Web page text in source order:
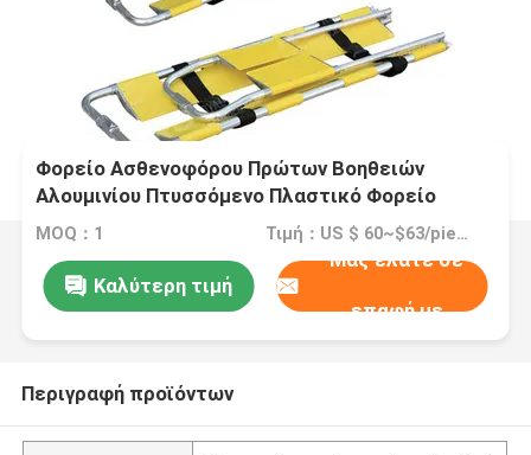
Φορείο Ασθενοφόρου Πρώτων Βοηθειών
Αλουμινίου Πτυσσόμενο Πλαστικό Φορείο
σέσουλα
MOQ：1 Τιμή：US $ 60~$63/piece
Καλύτερη τιμή
Μας ελάτε σε
επαφή με
Περιγραφή προϊόντων